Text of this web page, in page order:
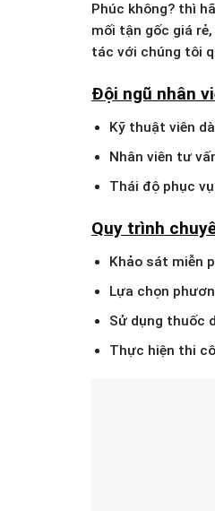
Phúc không? thì
mối tận gốc giá
tác với chúng tôi
Đội ngũ nhân
Kỹ thuật viên
Nhân viên tư
Thái độ phục
Quy trình
Khảo sát miễn
Lựa chọn
Sử dụng thuốc
Thực hiện thi